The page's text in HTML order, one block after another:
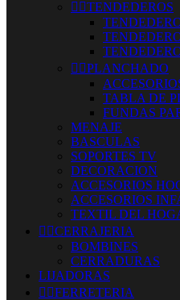
 TENDEDEROS
 PLANCHADO
TABLA DE
FUNDAS
MENAJE
BASCULAS
SOPORTES TV
DECORACION
ACCESORIOS
ACCESORIOS
TEXTIL DEL
 CERRAJERIA
BOMBINES
CERRADURAS
LIJADORAS
 FERRETERIA